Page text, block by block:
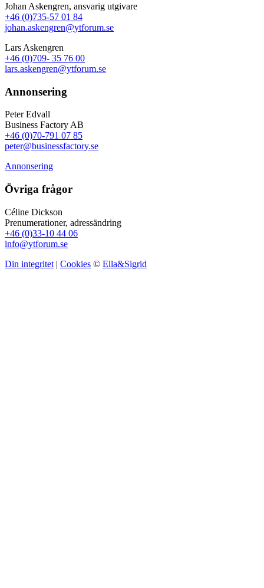
Johan Askengren, ansvarig utgivare
+46 (0)735-57 01 84
johan.askengren@ytforum.se
Lars Askengren
+46 (0)709- 35 76 00
lars.askengren@ytforum.se
Annonsering
Peter Edvall
Business Factory AB
+46 (0)70-791 07 85
peter@businessfactory.se
Annonsering
Övriga frågor
Céline Dickson
Prenumerationer, adressändring
+46 (0)33-10 44 06
info@ytforum.se
Din integritet | Cookies © Ella&Sigrid